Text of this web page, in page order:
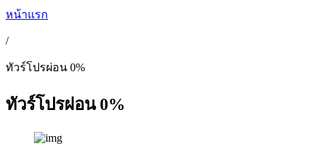
หน้าแรก
/
ทัวร์โปรผ่อน 0%
ทัวร์โปรผ่อน 0%